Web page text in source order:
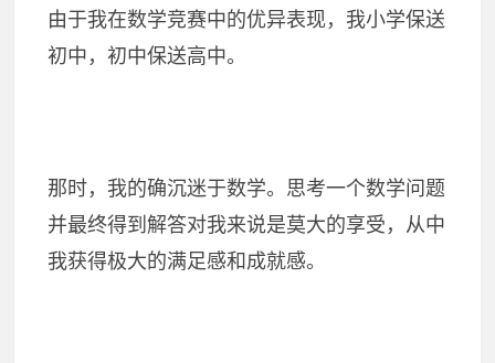
由于我在数学竞赛中的优异表现，我小学保送
初中，初中保送高中。
那时，我的确沉迷于数学。思考一个数学问题
并最终得到解答对我来说是莫大的享受，从中
我获得极大的满足感和成就感。